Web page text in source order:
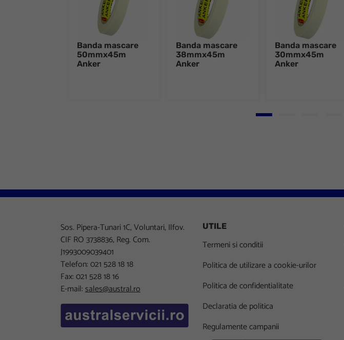
Banda mascare
50mmx45m
Anker
Banda mascare
38mmx45m
Anker
Banda mascare
30mmx45m
Anker
Go to slide 1
Sos. Pipera-Tunari 1C, Voluntari, Ilfov.
CIF RO 3738836, Reg. Com.
J1993009039401
Telefon: 021 528 18 18
Fax: 021 528 18 16
E-mail:sales@austral.ro
UTILE
Termeni si conditii
Politica de utilizare a cookie-urilor
Politica de confidentialitate
Declaratia de politica
Regulamente campanii